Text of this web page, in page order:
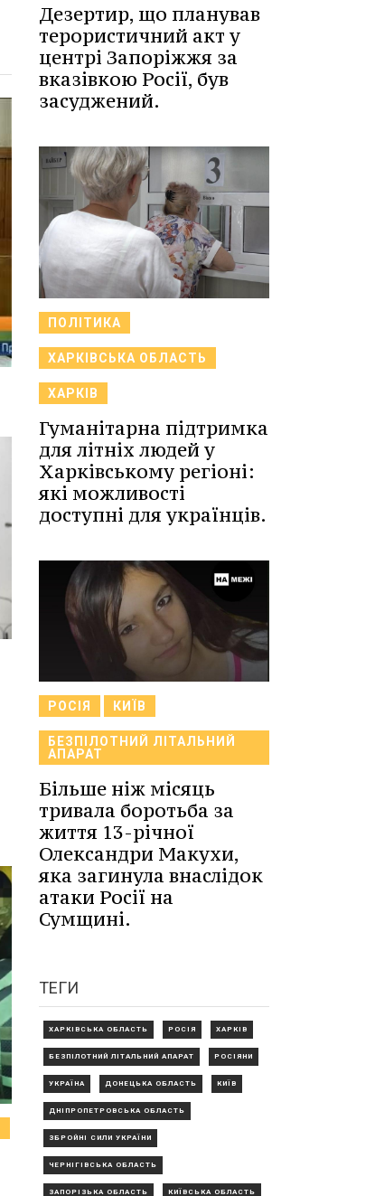
Дезертир, що планував
терористичний акт у
центрі Запоріжжя за
вказівкою Росії, був
засуджений.
ПОЛІТИКА
ХАРКІВСЬКА ОБЛАСТЬ
ХАРКІВ
Гуманітарна підтримка
для літніх людей у
Харківському регіоні:
які можливості
доступні для українців.
РОСІЯ КИЇВ
БЕЗПІЛОТНИЙ ЛІТАЛЬНИЙ
АПАРАТ
Більше ніж місяць
тривала боротьба за
життя 13-річної
Олександри Макухи,
яка загинула внаслідок
атаки Росії на
Сумщині.
ТЕГИ
ХАРКІВСЬКА ОБЛАСТЬ РОСІЯ ХАРКІВ
БЕЗПІЛОТНИЙ ЛІТАЛЬНИЙ АПАРАТ РОСІЯНИ
УКРАЇНА ДОНЕЦЬКА ОБЛАСТЬ КИЇВ
ДНІПРОПЕТРОВСЬКА ОБЛАСТЬ
ЗБРОЙНІ СИЛИ УКРАЇНИ
ЧЕРНІГІВСЬКА ОБЛАСТЬ
ЗАПОРІЗЬКА ОБЛАСТЬ КИЇВСЬКА ОБЛАСТЬ